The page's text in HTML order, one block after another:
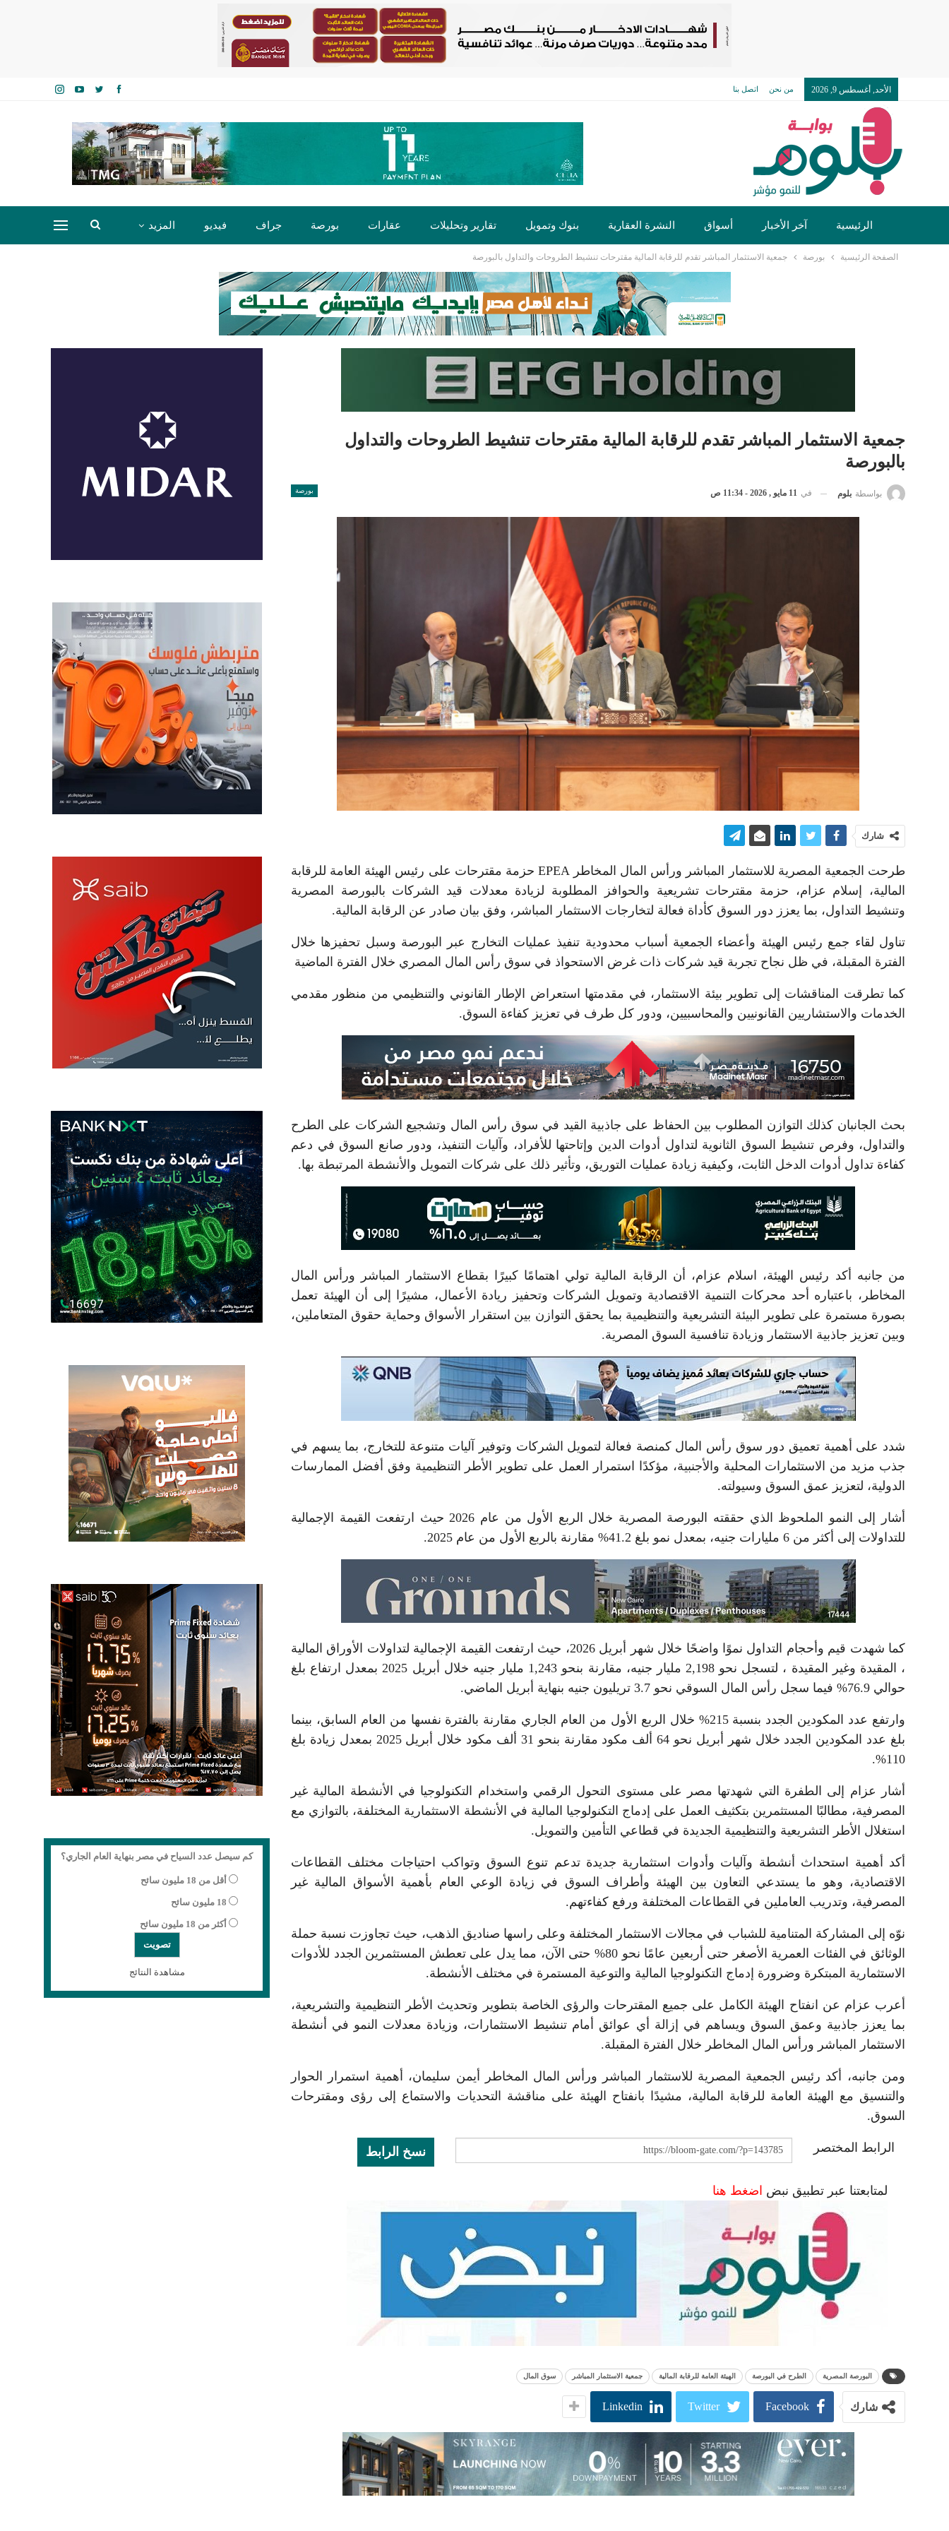
الأحد, أغسطس 9, 2026 من نحن اتصل بنا
الرئيسية آخر الأخبار أسواق النشرة العقارية بنوك وتمويل تقارير وتحليلات عقارات بورصة جراف فيديو المزيد
الصفحة الرئيسية بورصة جمعية الاستثمار المباشر تقدم للرقابة المالية مقترحات تنشيط الطروحات والتداول بالبورصة
جمعية الاستثمار المباشر تقدم للرقابة المالية مقترحات تنشيط الطروحات والتداول
بالبورصة
بورصة بواسطة بلوم في 11 مايو , 2026 - 11:34 ص
شارك
طرحت الجمعية المصرية للاستثمار المباشر ورأس المال المخاطر EPEA حزمة مقترحات على رئيس الهيئة العامة للرقابة
المالية، إسلام عزام، حزمة مقترحات تشريعية والحوافز المطلوبة لزيادة معدلات قيد الشركات بالبورصة المصرية
وتنشيط التداول، بما يعزز دور السوق كأداة فعالة لتخارجات الاستثمار المباشر، وفق بيان صادر عن الرقابة المالية.
تناول لقاء جمع رئيس الهيئة وأعضاء الجمعية أسباب محدودية تنفيذ عمليات التخارج عبر البورصة وسبل تحفيزها خلال
الفترة المقبلة، في ظل نجاح تجربة قيد شركات ذات غرض الاستحواذ في سوق رأس المال المصري خلال الفترة الماضية
كما تطرقت المناقشات إلى تطوير بيئة الاستثمار، في مقدمتها استعراض الإطار القانوني والتنظيمي من منظور مقدمي
الخدمات والاستشاريين القانونيين والمحاسبيين، ودور كل طرف في تعزيز كفاءة السوق.
بحث الجانبان كذلك التوازن المطلوب بين الحفاظ على جاذبية القيد في سوق رأس المال وتشجيع الشركات على الطرح
والتداول، وفرص تنشيط السوق الثانوية لتداول أدوات الدين وإتاحتها للأفراد، وآليات التنفيذ، ودور صانع السوق في دعم
كفاءة تداول أدوات الدخل الثابت، وكيفية زيادة عمليات التوريق، وتأثير ذلك على شركات التمويل والأنشطة المرتبطة بها.
من جانبه أكد رئيس الهيئة، اسلام عزام، أن الرقابة المالية تولي اهتمامًا كبيرًا بقطاع الاستثمار المباشر ورأس المال
المخاطر، باعتباره أحد محركات التنمية الاقتصادية وتمويل الشركات وتحفيز ريادة الأعمال، مشيرًا إلى أن الهيئة تعمل
بصورة مستمرة على تطوير البيئة التشريعية والتنظيمية بما يحقق التوازن بين استقرار الأسواق وحماية حقوق المتعاملين،
وبين تعزيز جاذبية الاستثمار وزيادة تنافسية السوق المصرية.
شدد على أهمية تعميق دور سوق رأس المال كمنصة فعالة لتمويل الشركات وتوفير آليات متنوعة للتخارج، بما يسهم في
جذب مزيد من الاستثمارات المحلية والأجنبية، مؤكدًا استمرار العمل على تطوير الأطر التنظيمية وفق أفضل الممارسات
الدولية، لتعزيز عمق السوق وسيولته.
أشار إلى النمو الملحوظ الذي حققته البورصة المصرية خلال الربع الأول من عام 2026 حيث ارتفعت القيمة الإجمالية
للتداولات إلى أكثر من 6 مليارات جنيه، بمعدل نمو بلغ 41.2% مقارنة بالربع الأول من عام 2025.
كما شهدت قيم وأحجام التداول نموًا واضحًا خلال شهر أبريل 2026، حيث ارتفعت القيمة الإجمالية لتداولات الأوراق المالية
، المقيدة وغير المقيدة ، لتسجل نحو 2,198 مليار جنيه، مقارنة بنحو 1,243 مليار جنيه خلال أبريل 2025 بمعدل ارتفاع بلغ
حوالي 76.9% فيما سجل رأس المال السوقي نحو 3.7 تريليون جنيه بنهاية أبريل الماضي.
وارتفع عدد المكودين الجدد بنسبة 215% خلال الربع الأول من العام الجاري مقارنة بالفترة نفسها من العام السابق، بينما
بلغ عدد المكودين الجدد خلال شهر أبريل نحو 64 ألف مكود مقارنة بنحو 31 ألف مكود خلال أبريل 2025 بمعدل زيادة بلغ
110%.
أشار عزام إلى الطفرة التي شهدتها مصر على مستوى التحول الرقمي واستخدام التكنولوجيا في الأنشطة المالية غير
المصرفية، مطالبًا المستثمرين بتكثيف العمل على إدماج التكنولوجيا المالية في الأنشطة الاستثمارية المختلفة، بالتوازي مع
استغلال الأطر التشريعية والتنظيمية الجديدة في قطاعي التأمين والتمويل.
أكد أهمية استحداث أنشطة وآليات وأدوات استثمارية جديدة تدعم تنوع السوق وتواكب احتياجات مختلف القطاعات
الاقتصادية، وهو ما يستدعي التعاون بين الهيئة وأطراف السوق في زيادة الوعي العام بأهمية الأسواق المالية غير
المصرفية، وتدريب العاملين في القطاعات المختلفة ورفع كفاءتهم.
نوّه إلى المشاركة المتنامية للشباب في مجالات الاستثمار المختلفة وعلى راسها صناديق الذهب، حيث تجاوزت نسبة حملة
الوثائق في الفئات العمرية الأصغر حتى أربعين عامًا نحو 80% حتى الآن، مما يدل على تعطش المستثمرين الجدد للأدوات
الاستثمارية المبتكرة وضرورة إدماج التكنولوجيا المالية والتوعية المستمرة في مختلف الأنشطة.
أعرب عزام عن انفتاح الهيئة الكامل على جميع المقترحات والرؤى الخاصة بتطوير وتحديث الأطر التنظيمية والتشريعية،
بما يعزز جاذبية وعمق السوق ويساهم في إزالة أي عوائق أمام تنشيط الاستثمارات، وزيادة معدلات النمو في أنشطة
الاستثمار المباشر ورأس المال المخاطر خلال الفترة المقبلة.
ومن جانبه، أكد رئيس الجمعية المصرية للاستثمار المباشر ورأس المال المخاطر أيمن سليمان، أهمية استمرار الحوار
والتنسيق مع الهيئة العامة للرقابة المالية، مشيدًا بانفتاح الهيئة على مناقشة التحديات والاستماع إلى رؤى ومقترحات
السوق.
الرابط المختصر نسخ الرابط
لمتابعتنا عبر تطبيق نبض اضغط هنا
البورصة المصرية الطرح في البورصة الهيئة العامة للرقابة المالية جمعية الاستثمار المباشر سوق المال
شارك Facebook
Twitter
Linkedin
كم سيصل عدد السياح في مصر بنهاية العام الجاري؟
أقل من 18 مليون سائح
18 مليون سائح
أكثر من 18 مليون سائح
مشاهدة النتائج